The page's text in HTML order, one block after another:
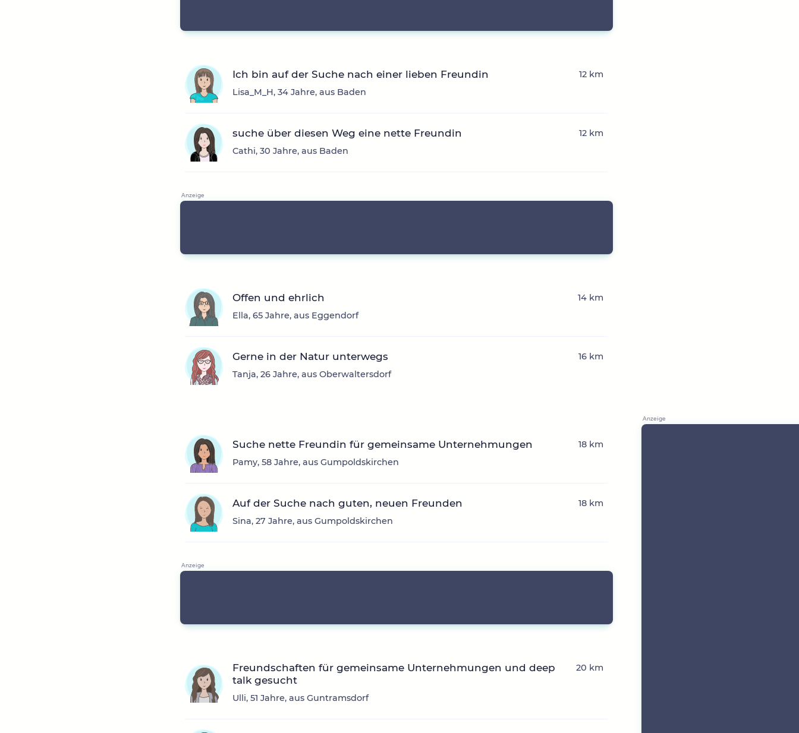
Ich bin auf der Suche nach einer lieben Freundin
Lisa_M_H, 34 Jahre, aus Baden
12 km
suche über diesen Weg eine nette Freundin
Cathi, 30 Jahre, aus Baden
12 km
Offen und ehrlich
Ella, 65 Jahre, aus Eggendorf
14 km
Gerne in der Natur unterwegs
Tanja, 26 Jahre, aus Oberwaltersdorf
16 km
Suche nette Freundin für gemeinsame Unternehmungen
Pamy, 58 Jahre, aus Gumpoldskirchen
18 km
Auf der Suche nach guten, neuen Freunden
Sina, 27 Jahre, aus Gumpoldskirchen
18 km
Freundschaften für gemeinsame Unternehmungen und deep
talk gesucht
Ulli, 51 Jahre, aus Guntramsdorf
20 km